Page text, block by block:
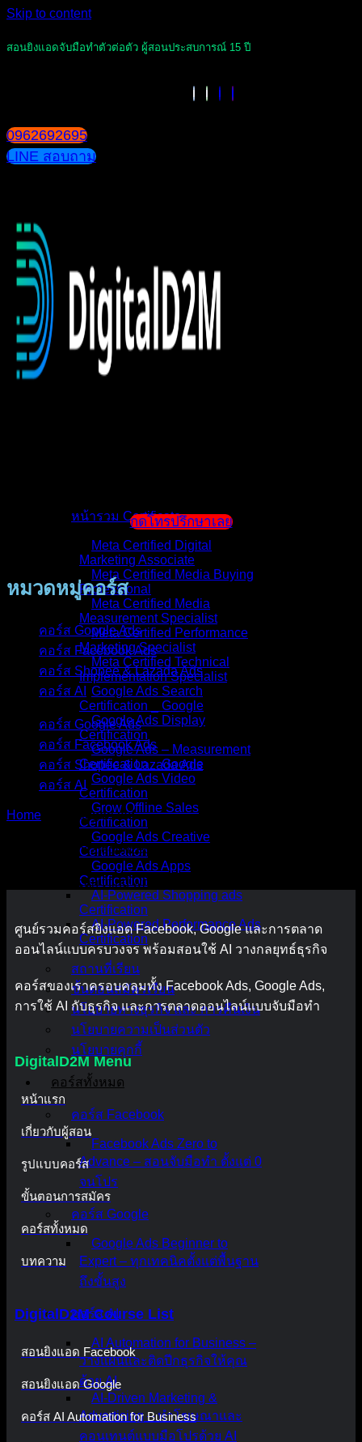
Skip to content
สอนยิงแอดจับมือทำตัวต่อตัว ผู้สอนประสบการณ์ 15 ปี
0962692695
LINE สอบถาม
หน้ารวม Certificate
Meta Certified Digital
Marketing Associate
Meta Certified Media Buying
Professional
Meta Certified Media
Measurement Specialist
Meta Certified Performance
Marketing Specialist
Meta Certified Technical
Implementation Specialist
Google Ads Search
Certification _ Google
Google Ads Display
Certification
Google Ads – Measurement
Certification _ Google
Google Ads Video
Certification
Grow Offline Sales
Certification
Google Ads Creative
Certification
Google Ads Apps
Certification
AI-Powered Shopping ads
Certification
AI-Powered Performance Ads
Certification
สถานที่เรียน
ขั้นตอนสมัครเรียน
นโยบายทางธุรกิจ และ การคืนเงิน
นโยบายความเป็นส่วนตัว
นโยบายคุกกี้
คอร์สทั้งหมด
คอร์ส Facebook
Facebook Ads Zero to
Advance – สอนจับมือทำ ตั้งแต่ 0
จนโปร
คอร์ส Google
Google Ads Beginner to
Expert – ทุกเทคนิคตั้งแต่พื้นฐาน
ถึงขั้นสูง
คอร์ส AI
AI Automation for Business –
วางแผนและติดปีกธุรกิจให้คุณ
ด้วย AI
AI-Driven Marketing &
Advertising – ทำโฆษณาและ
คอนเทนต์แบบมือโปรด้วย AI
กดโทรปรึกษาเลย
หมวดหมู่คอร์ส
คอร์ส Google Ads
คอร์ส Facebook Ads
คอร์ส Shopee & Lazada Ads
คอร์ส AI
คอร์ส Google Ads
คอร์ส Facebook Ads
คอร์ส Shopee & Lazada Ads
คอร์ส AI
Home / Uncategorized
หมวดหมู่ : Uncategorized
It seems we can’t find what you’re looking for.
ศูนย์รวมคอร์สยิงแอด Facebook, Google และการตลาด
ออนไลน์แบบครบวงจร พร้อมสอนใช้ AI วางกลยุทธ์ธุรกิจ
คอร์สของเราครอบคลุมทั้ง Facebook Ads, Google Ads,
การใช้ AI กับธุรกิจ และการตลาดออนไลน์แบบจับมือทำ
DigitalD2M Menu
หน้าแรก
เกี่ยวกับผู้สอน
รูปแบบคอร์ส
ขั้นตอนการสมัคร
คอร์สทั้งหมด
บทความ
DigitalD2M Course List
สอนยิงแอด Facebook
สอนยิงแอด Google
คอร์ส AI Automation for Business